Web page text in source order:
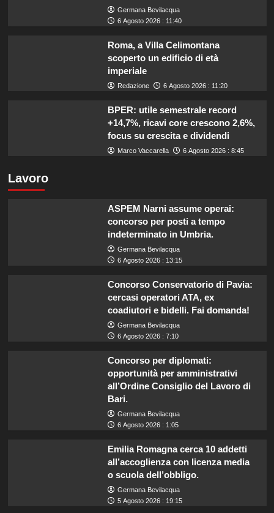
Germana Bevilacqua
6 Agosto 2026 : 11:40
Roma, a Villa Celimontana
scoperto un edificio di età
imperiale
Redazione 6 Agosto 2026 : 11:20
BPER: utile semestrale record
+14,7%, ricavi core crescono 2,6%,
focus su crescita e dividendi
Marco Vaccarella 6 Agosto 2026 : 8:45
Lavoro
ASPEM Narni assume operai:
concorso per posti a tempo
indeterminato in Umbria.
Germana Bevilacqua
6 Agosto 2026 : 13:15
Concorso Conservatorio di Pavia:
cercasi operatori ATA, ex
coadiutori e bidelli. Fai domanda!
Germana Bevilacqua
6 Agosto 2026 : 7:10
Concorso per diplomati:
opportunità per amministrativi
all’Ordine Consiglio del Lavoro di
Bari.
Germana Bevilacqua
6 Agosto 2026 : 1:05
Emilia Romagna cerca 10 addetti
all’accoglienza con licenza media
o scuola dell’obbligo.
Germana Bevilacqua
5 Agosto 2026 : 19:15